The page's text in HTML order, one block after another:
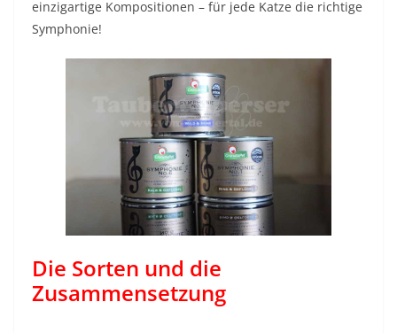
einzigartige Kompositionen – für jede Katze die richtige
Symphonie!
Die Sorten und die
Zusammensetzung